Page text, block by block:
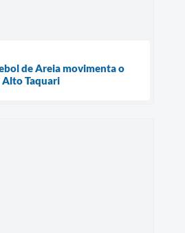
de Areia movimenta o
Alto Taquari